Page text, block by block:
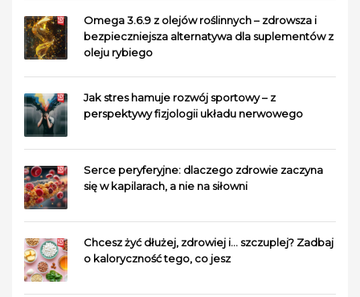
Omega 3.6.9 z olejów roślinnych – zdrowsza i
bezpieczniejsza alternatywa dla suplementów z
oleju rybiego
Jak stres hamuje rozwój sportowy – z
perspektywy fizjologii układu nerwowego
Serce peryferyjne: dlaczego zdrowie zaczyna
się w kapilarach, a nie na siłowni
Chcesz żyć dłużej, zdrowiej i… szczuplej? Zadbaj
o kaloryczność tego, co jesz